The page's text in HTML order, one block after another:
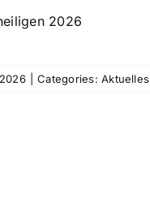
2026
Categories:Aktuelles